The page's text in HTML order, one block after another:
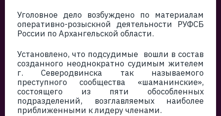
Уголовное дело возбуждено по материалам
оперативно-розыскной деятельности РУФСБ
России по Архангельской области.
Установлено, что подсудимые вошли в состав
созданного неоднократно судимым жителем
г. Северодвинска так называемого
преступного сообщества «шаманинские»,
состоящего из пяти обособленных
подразделений, возглавляемых наиболее
приближенными к лидеру членами.